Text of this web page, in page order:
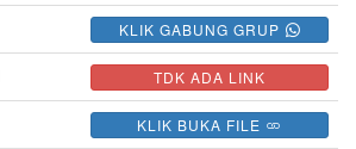
KLIK GABUNG GRUP
TDK ADA LINK
KLIK BUKA FILE